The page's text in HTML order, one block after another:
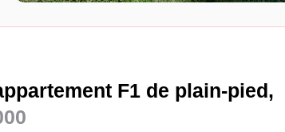
F1 de plain-pied,